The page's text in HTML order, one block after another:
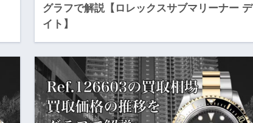
グラフで解説【ロレックスサブマリーナー デ
イト】